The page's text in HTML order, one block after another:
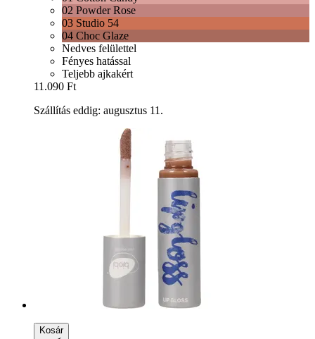
02 Powder Rose
03 Studio 54
04 Choc Glaze
Nedves felülettel
Fényes hatással
Teljebb ajkakért
11.090 Ft
Szállítás eddig: augusztus 11.
Kosár